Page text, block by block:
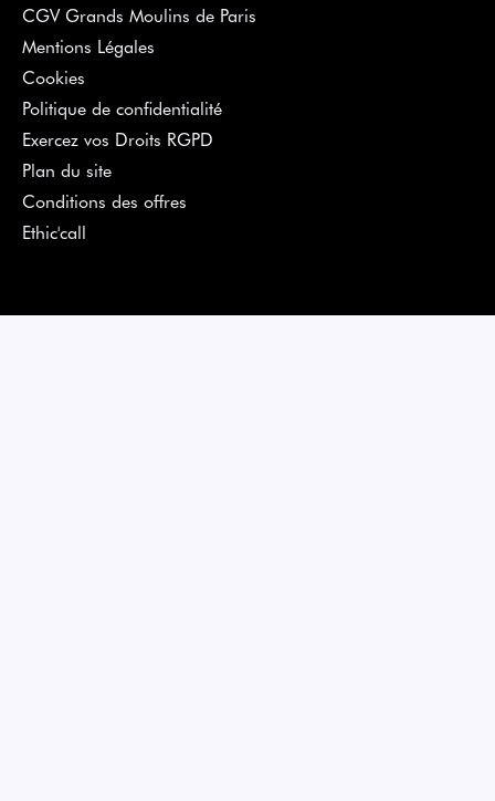
CGV Grands Moulins de Paris
Mentions Légales
Cookies
Politique de confidentialité
Exercez vos Droits RGPD
Plan du site
Conditions des offres
Ethic'call